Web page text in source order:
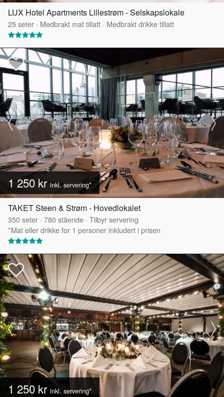
LUX Hotel Apartments Lillestrøm - Selskapslokale
25seter · Medbrakt mat tillatt · Medbrakt drikke tillatt
1 250 kr inkl. servering*
TAKET Steen & Strøm - Hovedlokalet
350seter · 780stående · Tilbyr servering
*Mat eller drikke for 1 personer inkludert i prisen
1 250 kr inkl. servering*